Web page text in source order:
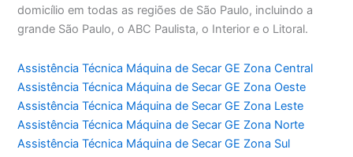
domicílio em todas as regiões de São Paulo, incluindo a
grande São Paulo, o ABC Paulista, o Interior e o Litoral.
Assistência Técnica Máquina de Secar GE Zona Central
Assistência Técnica Máquina de Secar GE Zona Oeste
Assistência Técnica Máquina de Secar GE Zona Leste
Assistência Técnica Máquina de Secar GE Zona Norte
Assistência Técnica Máquina de Secar GE Zona Sul